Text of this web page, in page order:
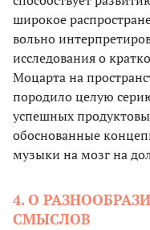
широкое
вольно
исследования о
Моцарта на
породило целую
успешных
обоснованные
музыки на мозг на
4. О
СМЫСЛОВ